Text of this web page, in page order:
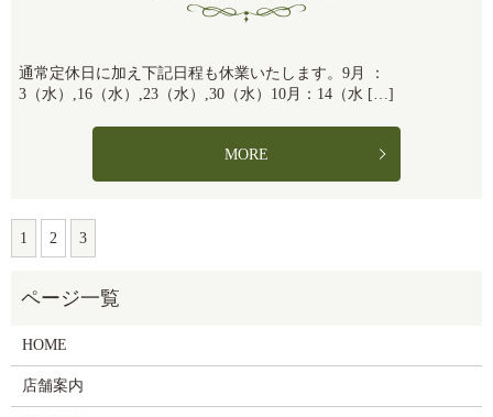
通常定休日に加え下記日程も休業いたします。9月 ：
3（水）,16（水）,23（水）,30（水）10月：14（水 […]
MORE
1 2 3
HOME
店舗案内